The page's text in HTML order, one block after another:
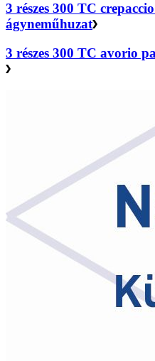
3 részes 300 TC
ágyneműhuzat
3 részes 300 TC avorio